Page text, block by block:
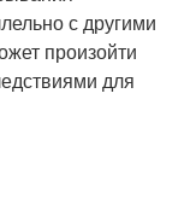
с другими
произойти
для